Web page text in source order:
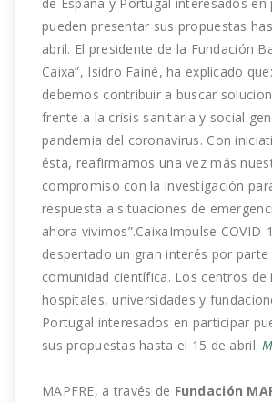
pueden presentar sus propuestas
abril. El presidente de la Fundación
Caixa”, Isidro Fainé, ha explicado
debemos contribuir a buscar
frente a la crisis sanitaria y social
pandemia del coronavirus. Con
ésta, reafirmamos una vez más
compromiso con la investigación
respuesta a situaciones de
ahora vivimos”.CaixaImpulse COVID-
despertado un gran interés por parte
comunidad científica. Los centros de
hospitales, universidades y
Portugal interesados en participar
sus propuestas hasta el 15 de abril.
MAPFRE, a través de Fundación